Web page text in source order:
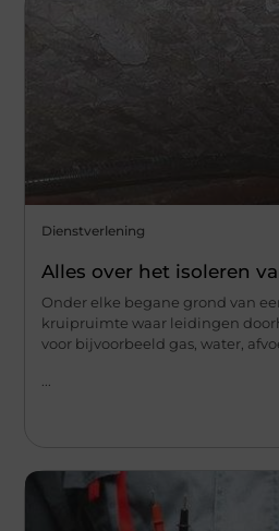
Dienstverlening
Alles over het isoleren
Onder elke begane grond van
kruipruimte waar leidingen
voor bijvoorbeeld gas, water,